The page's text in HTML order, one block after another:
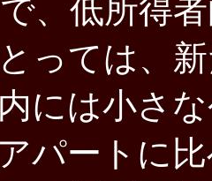
、低所得
っては、
には小さ
パートに